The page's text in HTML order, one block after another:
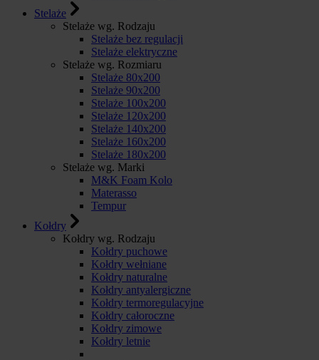
Stelaże
Stelaże wg. Rodzaju
Stelaże bez regulacji
Stelaże elektryczne
Stelaże wg. Rozmiaru
Stelaże 80x200
Stelaże 90x200
Stelaże 100x200
Stelaże 120x200
Stelaże 140x200
Stelaże 160x200
Stelaże 180x200
Stelaże wg. Marki
M&K Foam Kolo
Materasso
Tempur
Kołdry
Kołdry wg. Rodzaju
Kołdry puchowe
Kołdry wełniane
Kołdry naturalne
Kołdry antyalergiczne
Kołdry termoregulacyjne
Kołdry całoroczne
Kołdry zimowe
Kołdry letnie